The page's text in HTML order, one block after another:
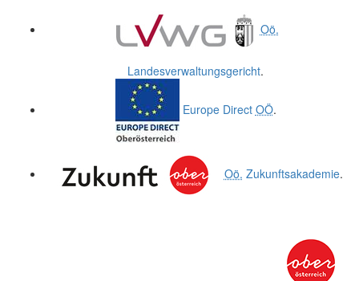
Oö.
Landesverwaltungsgericht.
Europe Direct OÖ.
Oö. Zukunftsakademie.